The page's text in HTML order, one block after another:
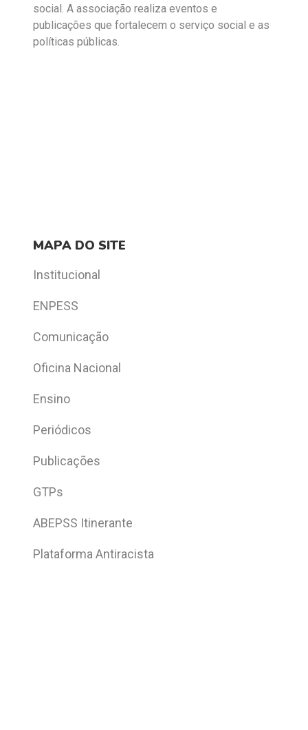
social. A associação realiza eventos e
publicações que fortalecem o serviço social e as
políticas públicas.
MAPA DO SITE
Institucional
ENPESS
Comunicação
Oficina Nacional
Ensino
Periódicos
Publicações
GTPs
ABEPSS Itinerante
Plataforma Antiracista